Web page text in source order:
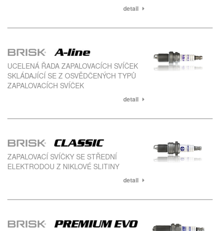
detail
UCELENÁ ŘADA ZAPALOVACÍCH SVÍČEK
SKLÁDAJÍCÍ SE Z OSVĚDČENÝCH TYPŮ
ZAPALOVACÍCH SVÍČEK
detail
ZAPALOVACÍ SVÍČKY SE STŘEDNÍ
ELEKTRODOU Z NIKLOVÉ SLITINY
detail